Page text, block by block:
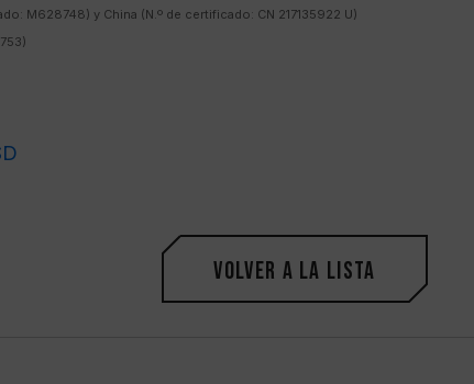
M628748) y China (N.º de certificado: CN 217135922 U)
Volver a la lista